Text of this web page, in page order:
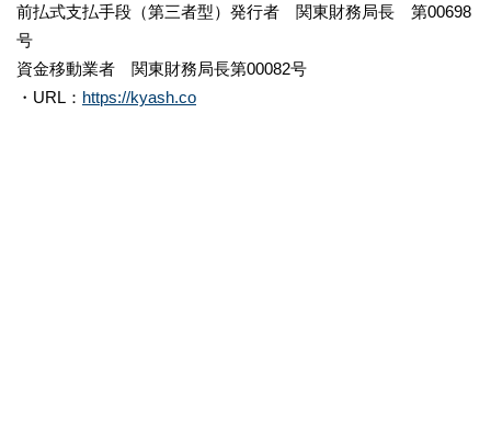
前払式支払手段（第三者型）発行者 関東財務局長 第00698
号
資金移動業者 関東財務局長第00082号
・URL： https://kyash.co